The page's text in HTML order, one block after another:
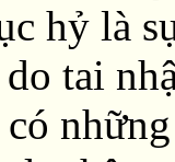
hỷ là
tai